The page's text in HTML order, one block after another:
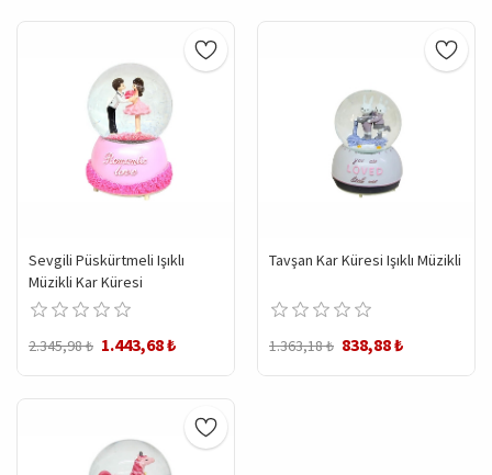
Sevgili Püskürtmeli Işıklı
Müzikli Kar Küresi
2.345,98 ₺ 1.443,68 ₺
Tavşan Kar Küresi Işıklı Müzikli
1.363,18 ₺ 838,88 ₺